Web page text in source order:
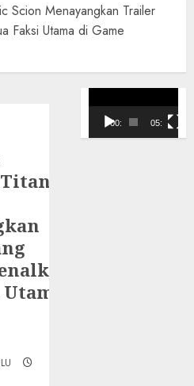
Scion Menayangkan Trailer
Faksi Utama di Game
Video
00:00 05:10